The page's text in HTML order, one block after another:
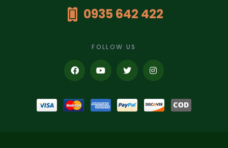
0935 642 422
FOLLOW US